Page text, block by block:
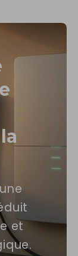
et